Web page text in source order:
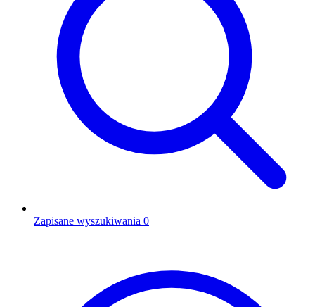
Zapisane wyszukiwania 0